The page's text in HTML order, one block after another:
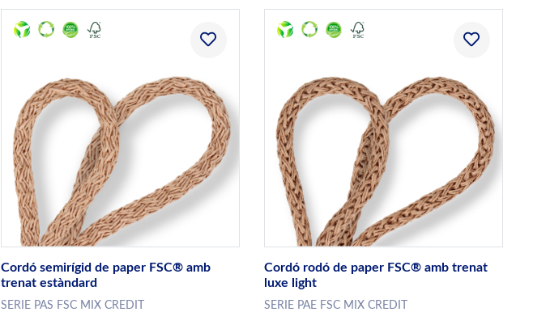
Cordó semirígid de paper FSC® amb
trenat estàndard
SERIE PAS FSC MIX CREDIT
Cordó rodó de paper FSC® amb trenat
luxe light
SERIE PAE FSC MIX CREDIT